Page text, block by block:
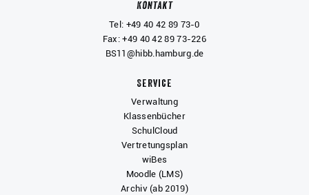
Kontakt
Tel: +49 40 42 89 73-0
Fax: +49 40 42 89 73-226
BS11@hibb.hamburg.de
Service
Verwaltung
Klassenbücher
SchulCloud
Vertretungsplan
wiBes
Moodle (LMS)
Archiv (ab 2019)